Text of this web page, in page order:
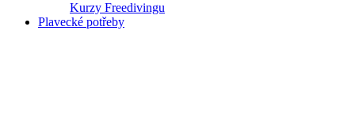
Kurzy Freedivingu
Plavecké potřeby